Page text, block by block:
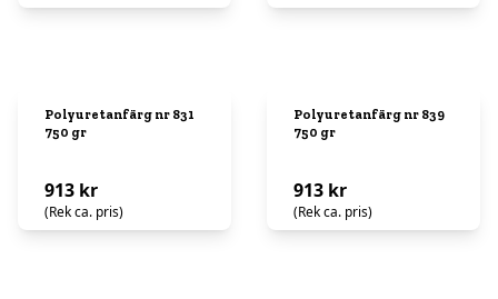
Polyuretanfärg nr 831
750 gr
913 kr
(Rek ca. pris)
Polyuretanfärg nr 839
750 gr
913 kr
(Rek ca. pris)